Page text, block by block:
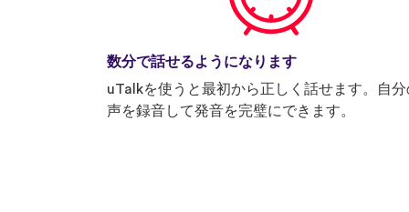
数分で話せるようになります
uTalkを使うと最初から正しく話せます。自分
声を録音して発音を完璧にできます。